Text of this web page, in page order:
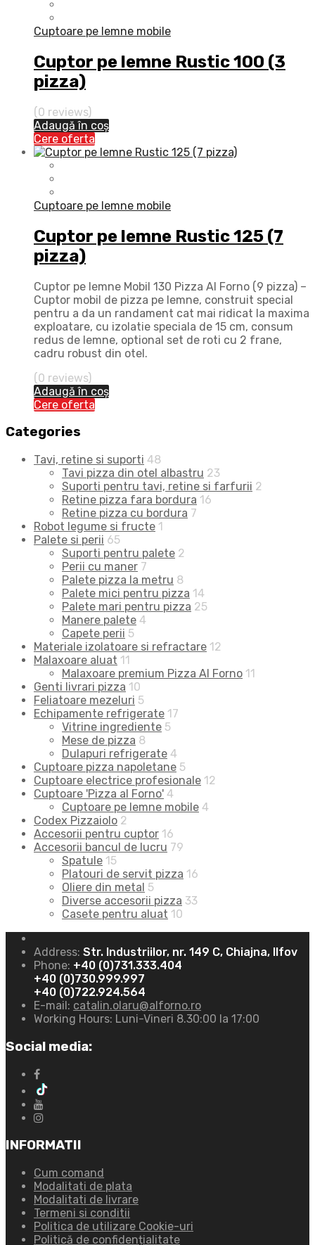
Cuptoare pe lemne mobile
Cuptor pe lemne Rustic 100 (3
pizza)
(0 reviews)
Adaugă în coș
Cere oferta
Cuptoare pe lemne mobile
Cuptor pe lemne Rustic 125 (7
pizza)
Cuptor pe lemne Mobil 130 Pizza Al Forno (9 pizza) –
Cuptor mobil de pizza pe lemne, construit special
pentru a da un randament cat mai ridicat la maxima
exploatare, cu izolatie speciala de 15 cm, consum
redus de lemne, optional set de roti cu 2 frane,
cadru robust din otel.
(0 reviews)
Adaugă în coș
Cere oferta
Categories
Tavi, retine si suporti 48
Tavi pizza din otel albastru 23
Suporti pentru tavi, retine si farfurii 2
Retine pizza fara bordura 16
Retine pizza cu bordura 7
Robot legume si fructe 1
Palete si perii 65
Suporti pentru palete 2
Perii cu maner 7
Palete pizza la metru 8
Palete mici pentru pizza 14
Palete mari pentru pizza 25
Manere palete 4
Capete perii 5
Materiale izolatoare si refractare 12
Malaxoare aluat 11
Malaxoare premium Pizza Al Forno 11
Genti livrari pizza 10
Feliatoare mezeluri 5
Echipamente refrigerate 17
Vitrine ingrediente 5
Mese de pizza 8
Dulapuri refrigerate 4
Cuptoare pizza napoletane 5
Cuptoare electrice profesionale 12
Cuptoare 'Pizza al Forno' 4
Cuptoare pe lemne mobile 4
Codex Pizzaiolo 2
Accesorii pentru cuptor 16
Accesorii bancul de lucru 79
Spatule 15
Platouri de servit pizza 16
Oliere din metal 5
Diverse accesorii pizza 33
Casete pentru aluat 10
Address: Str. Industriilor, nr. 149 C, Chiajna, Ilfov
Phone: +40 (0)731.333.404
+40 (0)730.999.997
+40 (0)722.924.564
E-mail: catalin.olaru@alforno.ro
Working Hours: Luni-Vineri 8.30:00 la 17:00
Social media:
INFORMATII
Cum comand
Modalitati de plata
Modalitati de livrare
Termeni si conditii
Politica de utilizare Cookie-uri
Politică de confidențialitate